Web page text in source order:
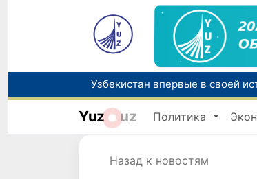
Yuz uz Политика
Назад к новостям